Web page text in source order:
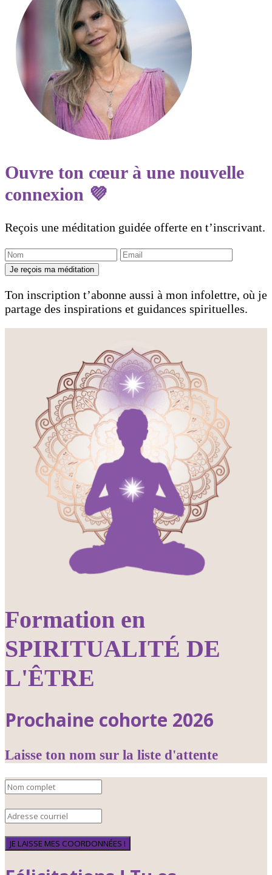
Ouvre ton cœur à une nouvelle
connexion 💜
Reçois une méditation guidée offerte en t’inscrivant.
Je reçois ma méditation
Ton inscription t’abonne aussi à mon infolettre, où je
partage des inspirations et guidances spirituelles.
Formation en
SPIRITUALITÉ DE
L'ÊTRE
Prochaine cohorte 2026
Laisse ton nom sur la liste d'attente
JE LAISSE MES COORDONNÉES !